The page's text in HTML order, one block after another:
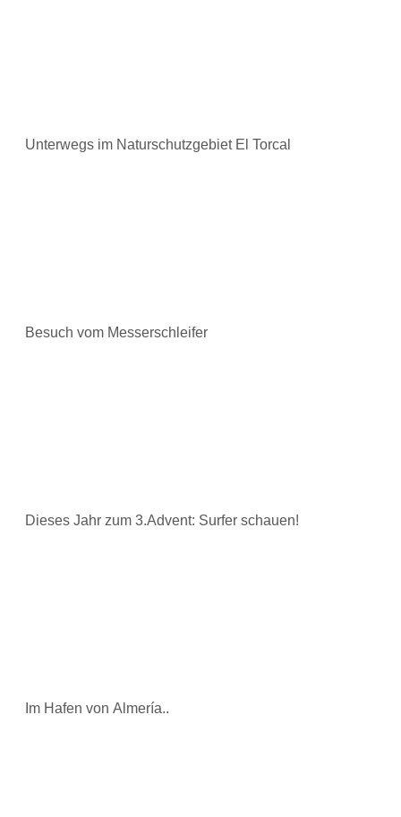
Unterwegs im Naturschutzgebiet El Torcal
Besuch vom Messerschleifer
Dieses Jahr zum 3.Advent: Surfer schauen!
Im Hafen von Almería..